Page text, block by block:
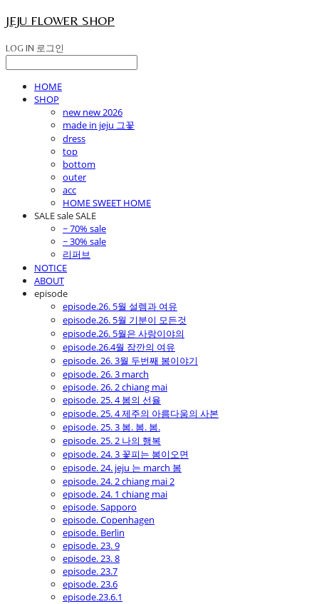
JEJU FLOWER SHOP
LOG IN 로그인
HOME
SHOP
new new 2026
made in jeju 그꽃
dress
top
bottom
outer
acc
HOME SWEET HOME
SALE sale SALE
~ 70% sale
~ 30% sale
리퍼브
NOTICE
ABOUT
episode
episode.26. 5월 설렘과 여유
episode.26. 5월 기분이 모든것
episode.26. 5월은 사랑이야의
episode.26.4월 잠깐의 여유
episode. 26. 3월 두번째 봄이야기
episode. 26. 3 march
episode. 26. 2 chiang mai
episode. 25. 4 봄의 선율
episode. 25. 4 제주의 아름다움의 사본
episode. 25. 3 봄. 봄. 봄.
episode. 25. 2 나의 행복
episode. 24. 3 꽃피는 봄이오면
episode. 24. jeju 는 march 봄
episode. 24. 2 chiang mai 2
episode. 24. 1 chiang mai
episode. Sapporo
episode. Copenhagen
episode. Berlin
episode. 23. 9
episode. 23. 8
episode. 23.7
episode. 23.6
episode.23.6.1